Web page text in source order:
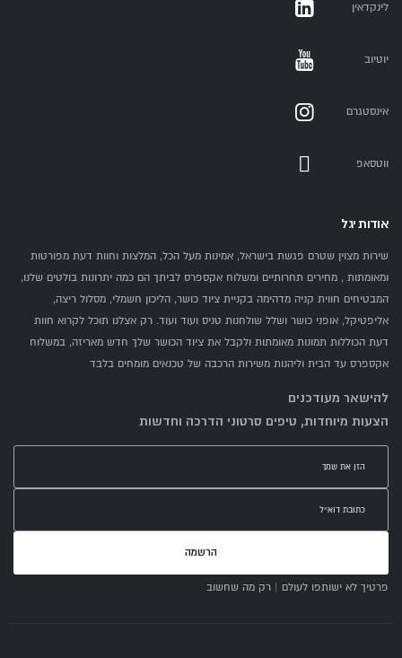
לינקדאין
יוטיוב
אינסטגרם
ווטסאפ
אודות יגל
שירות מצוין שטרם פגשת בישראל, אמינות מעל הכל, המלצות וחוות דעת מפורטות
ומאומתות , מחירים תחרותיים ומשלוח אקספרס לביתך הם כמה יתרונות בולטים שלנו,
המבטיחים חווית קניה מדהימה בקניית ציוד כושר, הליכון חשמלי, מסלול ריצה,
אליפטיקל, אופני כושר ושלל שולחנות טניס ועוד ועוד. רק אצלנו תוכל לקרוא חוות
דעת הכוללות תמונות מאומתות ולקבל את ציוד הכושר שלך חדש מאריזה, במשלוח
אקספרס עד הבית וליהנות משירות הרכבה של טכנאים מומחים בלבד
להישאר מעודכנים
הצעות מיוחדות, טיפים סרטוני הדרכה וחדשות
הרשמה
פרטיך לא ישותפו לעולם | רק מה שחשוב